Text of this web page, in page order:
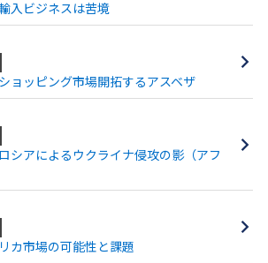
入ビジネスは苦境
ョッピング市場開拓するアスベザ
シアによるウクライナ侵攻の影（アフ
カ市場の可能性と課題